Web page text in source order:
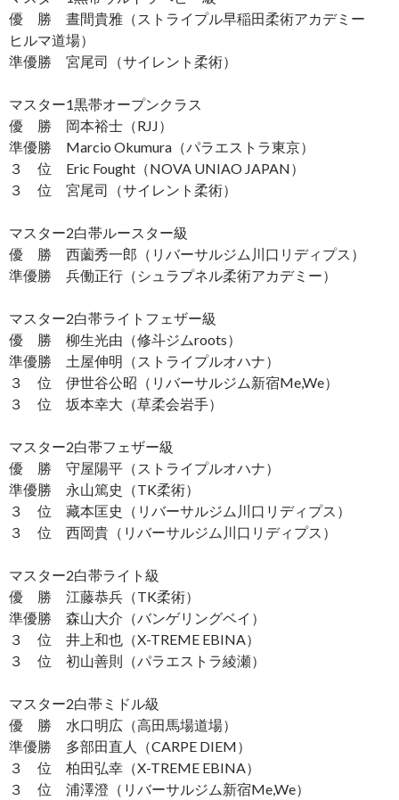
優 勝 晝間貴雅（ストライプル早稲田柔術アカデミー
ヒルマ道場）
準優勝 宮尾司（サイレント柔術）
マスター1黒帯オープンクラス
優 勝 岡本裕士（RJJ）
準優勝 Marcio Okumura（パラエストラ東京）
３ 位 Eric Fought（NOVA UNIAO JAPAN）
３ 位 宮尾司（サイレント柔術）
マスター2白帯ルースター級
優 勝 西薗秀一郎（リバーサルジム川口リディプス）
準優勝 兵働正行（シュラプネル柔術アカデミー）
マスター2白帯ライトフェザー級
優 勝 柳生光由（修斗ジムroots）
準優勝 土屋伸明（ストライプルオハナ）
３ 位 伊世谷公昭（リバーサルジム新宿Me,We）
３ 位 坂本幸大（草柔会岩手）
マスター2白帯フェザー級
優 勝 守屋陽平（ストライプルオハナ）
準優勝 永山篤史（TK柔術）
３ 位 藏本匡史（リバーサルジム川口リディプス）
３ 位 西岡貴（リバーサルジム川口リディプス）
マスター2白帯ライト級
優 勝 江藤恭兵（TK柔術）
準優勝 森山大介（バンゲリングベイ）
３ 位 井上和也（X-TREME EBINA）
３ 位 初山善則（パラエストラ綾瀬）
マスター2白帯ミドル級
優 勝 水口明広（高田馬場道場）
準優勝 多部田直人（CARPE DIEM）
３ 位 柏田弘幸（X-TREME EBINA）
３ 位 浦澤澄（リバーサルジム新宿Me,We）